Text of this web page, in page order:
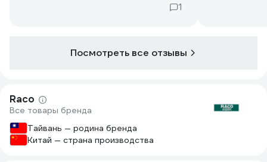
стоит купить фирменные
получилось его намотать, радиус
кольца получается большой.
1
участку.
Посмотреть все отзывы
Raco
Все товары бренда
Тайвань — родина бренда
Китай — страна производства